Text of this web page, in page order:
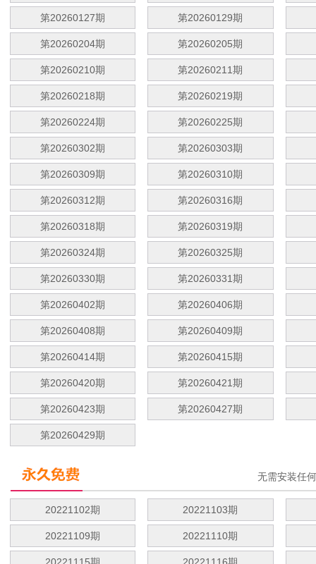
第20260127期 第20260129期
第20260204期 第20260205期
第20260210期 第20260211期
第20260218期 第20260219期
第20260224期 第20260225期
第20260302期 第20260303期
第20260309期 第20260310期
第20260312期 第20260316期
第20260318期 第20260319期
第20260324期 第20260325期
第20260330期 第20260331期
第20260402期 第20260406期
第20260408期 第20260409期
第20260414期 第20260415期
第20260420期 第20260421期
第20260423期 第20260427期
第20260429期
无需安装任
20221102期 20221103期
20221109期 20221110期